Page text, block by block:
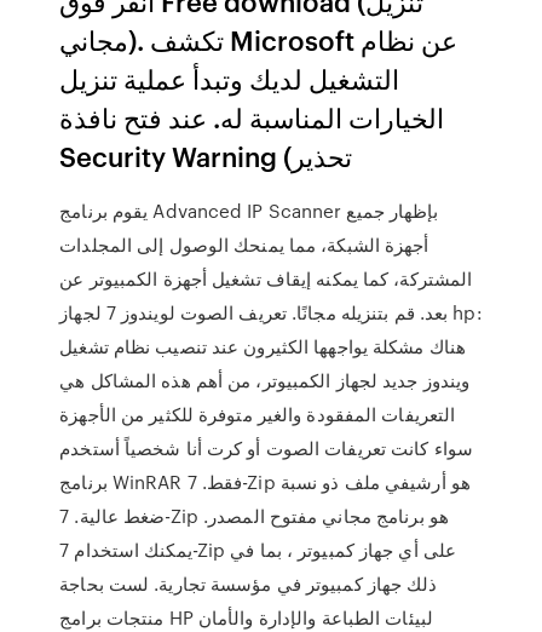
مجاني). تكشف Microsoft عن نظام
التشغيل لديك وتبدأ عملية تنزيل
الخيارات المناسبة له. عند فتح نافذة
يقوم برنامج Advanced IP Scanner بإظهار جميع
أجهزة الشبكة، مما يمنحك الوصول إلى المجلدات
المشتركة، كما يمكنه إيقاف تشغيل أجهزة الكمبيوتر عن
بعد. قم بتنزيله مجانًا. تعريف الصوت لويندوز 7 لجهاز hp:
هناك مشكلة يواجهها الكثيرون عند تنصيب نظام تشغيل
ويندوز جديد لجهاز الكمبيوتر، من أهم هذه المشاكل هي
التعريفات المفقودة والغير متوفرة للكثير من الأجهزة
سواء كانت تعريفات الصوت أو كرت أنا شخصياً أستخدم
برنامج WinRAR فقط. 7-Zip هو أرشيفي ملف ذو نسبة
ضغط عالية. 7-Zip هو برنامج مجاني مفتوح المصدر.
يمكنك استخدام 7-Zip على أي جهاز كمبيوتر ، بما في
ذلك جهاز كمبيوتر في مؤسسة تجارية. لست بحاجة
منتجات برامج HP لبيئات الطباعة والإدارة والأمان